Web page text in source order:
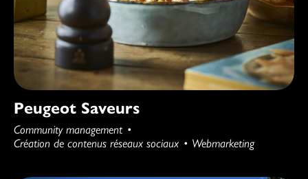
Peugeot Saveurs
Community management
Création de contenus réseaux sociaux
Webmarketing